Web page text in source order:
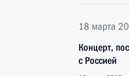
18 марта
Концерт,
с Россией